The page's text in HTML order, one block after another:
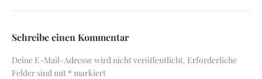
Schreibe einen Kommentar
Deine E-Mail-Adresse wird nicht veröffentlicht. Erforderliche
Felder sind mit * markiert